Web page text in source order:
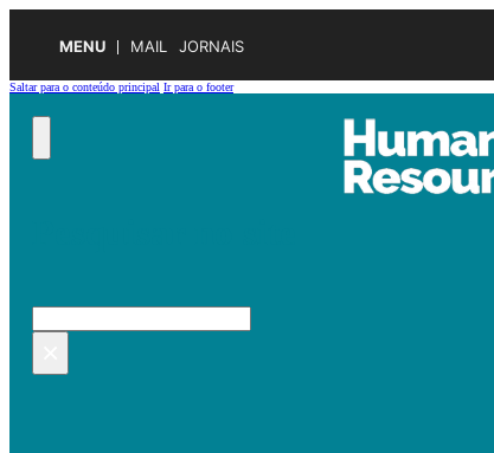
MENU MAIL JORNAIS
Saltar para o conteúdo principal Ir para o footer
Pesquisar